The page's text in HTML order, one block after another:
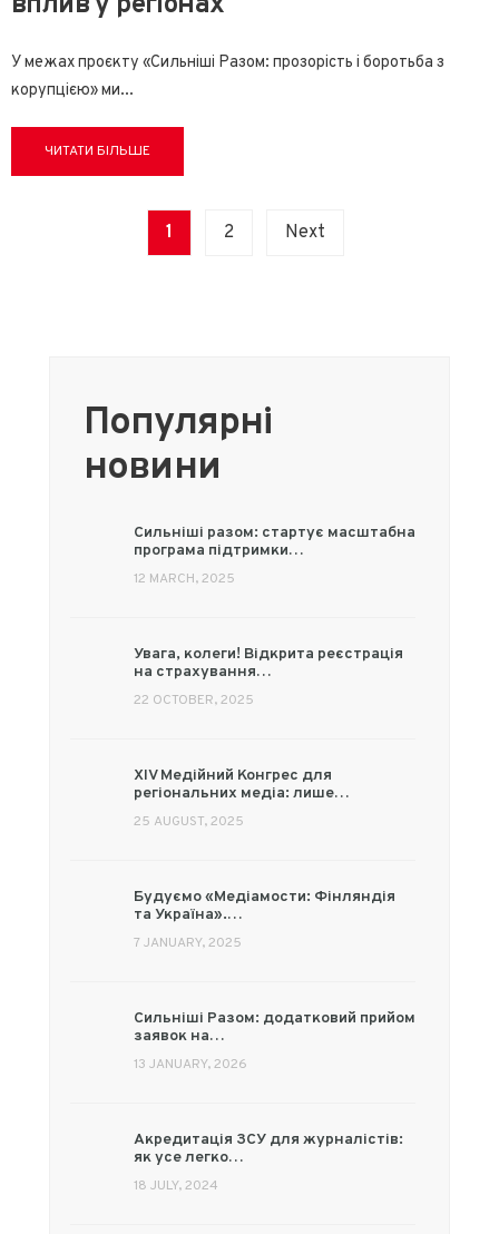
У межах проєкту «Сильніші Разом: прозорість і боротьба з
корупцією» ми...
ЧИТАТИ БІЛЬШЕ
pagination
1 2 Next
Популярні
новини
Сильніші разом: стартує масштабна
програма підтримки…
12 MARCH, 2025
Увага, колеги! Відкрита реєстрація
на страхування…
22 OCTOBER, 2025
XIV Медійний Конгрес для
регіональних медіа: лише…
25 AUGUST, 2025
Будуємо «Медіамости: Фінляндія
та Україна».…
7 JANUARY, 2025
Сильніші Разом: додатковий прийом
заявок на…
13 JANUARY, 2026
Акредитація ЗСУ для журналістів:
як усе легко…
18 JULY, 2024